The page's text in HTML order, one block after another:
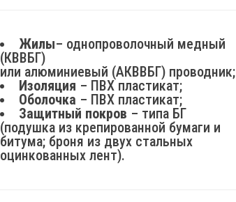
Жилы– однопроволочный медный
(КВВБГ)
или алюминиевый (АКВВБГ) проводник;
Изоляция – ПВХ пластикат;
Оболочка – ПВХ пластикат;
Защитный покров – типа БГ
(подушка из крепированной бумаги и
битума; броня из двух стальных
оцинкованных лент).